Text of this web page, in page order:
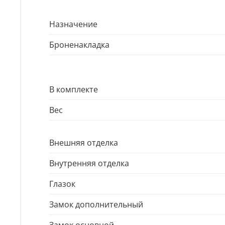
Назначение
Броненакладка
В комплекте
Вес
Внешняя отделка
Внутренняя отделка
Глазок
Замок дополнительный